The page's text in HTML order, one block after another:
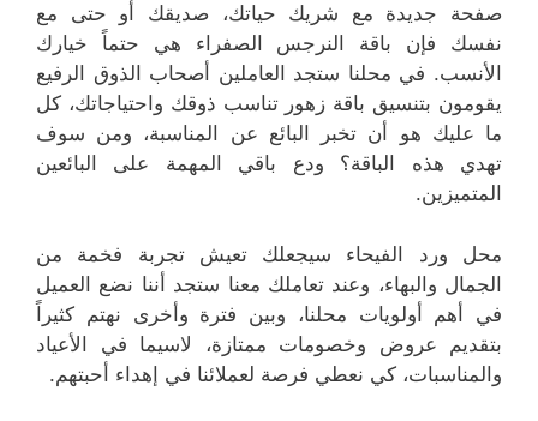
صفحة جديدة مع شريك حياتك، صديقك أو حتى مع
نفسك فإن باقة النرجس الصفراء هي حتماً خيارك
الأنسب. في محلنا ستجد العاملين أصحاب الذوق الرفيع
يقومون بتنسيق باقة زهور تناسب ذوقك واحتياجاتك، كل
ما عليك هو أن تخبر البائع عن المناسبة، ومن سوف
تهدي هذه الباقة؟ ودع باقي المهمة على البائعين
المتميزين.
محل ورد الفيحاء سيجعلك تعيش تجربة فخمة من
الجمال والبهاء، وعند تعاملك معنا ستجد أننا نضع العميل
في أهم أولويات محلنا، وبين فترة وأخرى نهتم كثيراً
بتقديم عروض وخصومات ممتازة، لاسيما في الأعياد
والمناسبات، كي نعطي فرصة لعملائنا في إهداء أحبتهم.